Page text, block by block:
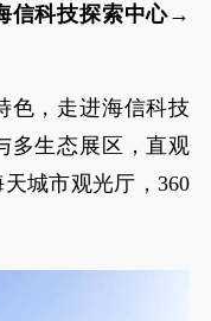
信科技探索中心→
色，走进海信科技
多生态展区，直观
城市观光厅，360